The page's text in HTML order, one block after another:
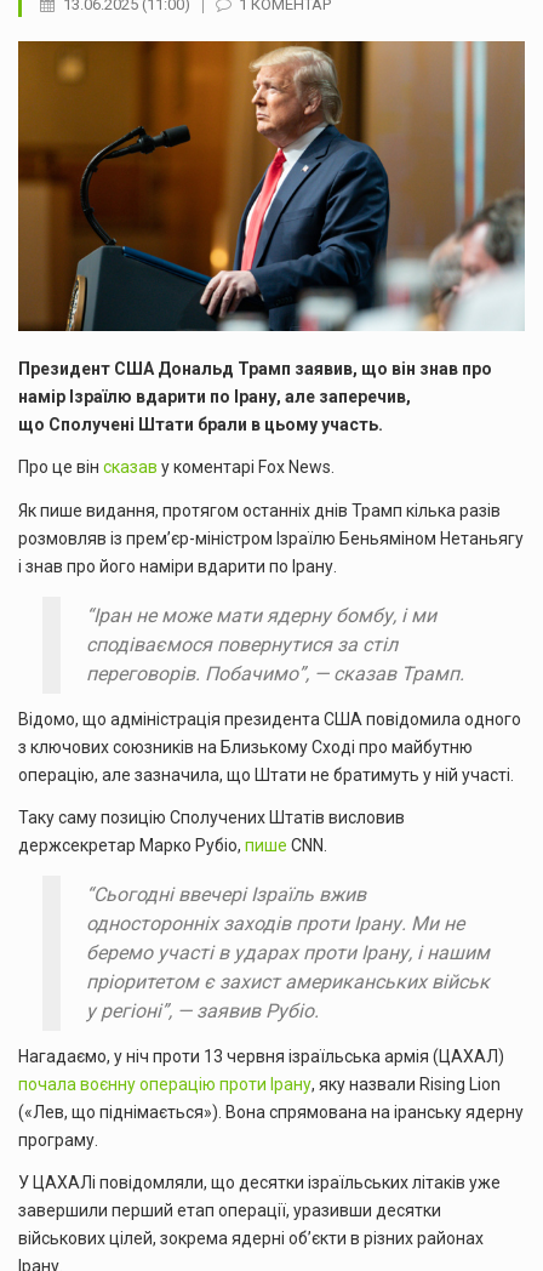
13.06.2025 (11:00) 1 КОМЕНТАР
Президент США Дональд Трамп заявив, що він знав про
намір Ізраїлю вдарити по Ірану, але заперечив,
що Сполучені Штати брали в цьому участь.
Про це він сказав у коментарі Fox News.
Як пише видання, протягом останніх днів Трамп кілька разів
розмовляв із прем’єр-міністром Ізраїлю Беньяміном Нетаньягу
і знав про його наміри вдарити по Ірану.
“Іран не може мати ядерну бомбу, і ми
сподіваємося повернутися за стіл
переговорів. Побачимо”, — сказав Трамп.
Відомо, що адміністрація президента США повідомила одного
з ключових союзників на Близькому Сході про майбутню
операцію, але зазначила, що Штати не братимуть у ній участі.
Таку саму позицію Сполучених Штатів висловив
держсекретар Марко Рубіо, пише CNN.
“Сьогодні ввечері Ізраїль вжив
односторонніх заходів проти Ірану. Ми не
беремо участі в ударах проти Ірану, і нашим
пріоритетом є захист американських військ
у регіоні”, — заявив Рубіо.
Нагадаємо, у ніч проти 13 червня ізраїльська армія (ЦАХАЛ)
почала воєнну операцію проти Ірану, яку назвали Rising Lion
(«Лев, що піднімається»). Вона спрямована на іранську ядерну
програму.
У ЦАХАЛі повідомляли, що десятки ізраїльських літаків уже
завершили перший етап операції, уразивши десятки
військових цілей, зокрема ядерні об’єкти в різних районах
Ірану.